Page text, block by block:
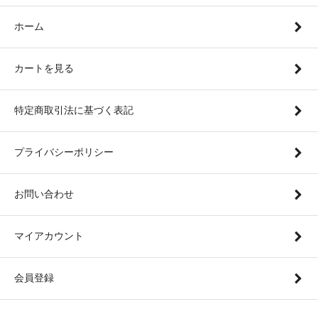
ホーム
カートを見る
特定商取引法に基づく表記
プライバシーポリシー
お問い合わせ
マイアカウント
会員登録